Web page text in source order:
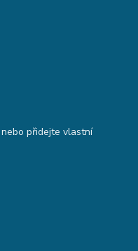
přidejte vlastní